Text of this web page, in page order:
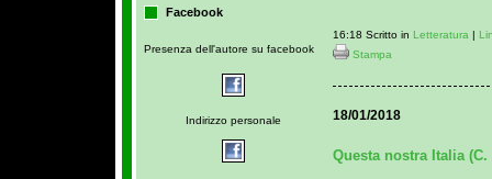
Facebook
Presenza dell'autore su facebook
Indirizzo personale
16:18 Scritto in Letteratura |
Stampa
18/01/2018
Questa nostra Italia (C.